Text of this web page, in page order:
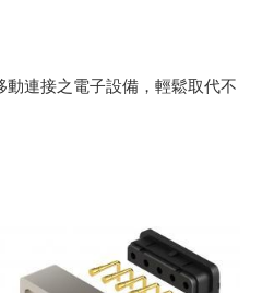
連接之電子設備，輕鬆取代不